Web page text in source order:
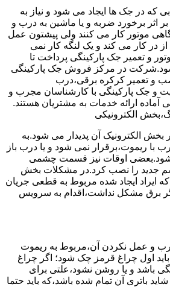
که در جک ها ایجاد می شود و نیاز به
اثر برخورد ضربه و یا ماشین به درب و
موتور کار می کنند ولی پیشتون عمل
در کار می کند و یک لنگه کار نمی
و تعمیر جک پارکینگی پرداخت تا
در مرکز فروش جک پارکینگی
و تعمیر کرکره برقی،درب
و جک پارکینگی با کارشناسان مجرب و
آماده ارائه خدمات به مشتریان هستند.
الکترونیکی
الکترونیک آن پدیدار می شود.به
با ریموت،برقرار نمی شود و یا درب باز
اوقات نیز قسمت چشمی
جدید را نصب کرد.در مشکلات بخش
که ایراد ایجاد شده مربوط به قطعی جریان
برق مشکل نداشت،اقدام به سرویس
و عمل نکردن آن،مربوط به ریموت
اول چراغ قرمز چک شود؛ اگر چراغ
باشد و یا روشن نشود،علتی برای
باتری آن تمام شده باشد،که باید حتما